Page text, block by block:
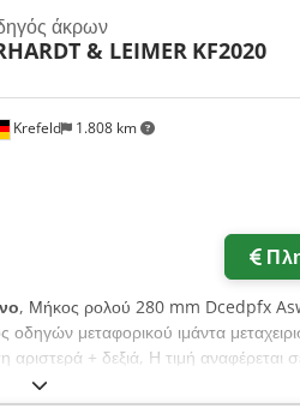
Krefeld 1.808 km
άκρων
& LEIMER KF2020
, Μήκος ρολού 280 mm Dcedpfx
μεταφορικού ιμάντα
+ δεξιά, Η τιμή αναφέρεται